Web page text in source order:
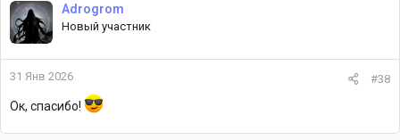
Adrogrom
Новый участник
31 Янв 2026 #38
Ок, спасибо!